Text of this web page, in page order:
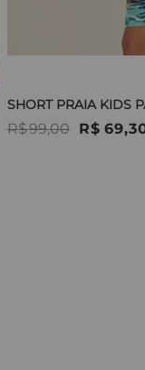
SHORT PRAIA KIDS
R$99,00 R$ 69,